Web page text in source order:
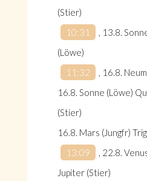
(Stier)
10:31
, 13.8.
(Löwe)
11:32
, 16.8.
16.8. Sonne (Löwe)
(Stier)
16.8. Mars (Jungfr)
13:09
, 22.8.
Jupiter (Stier)